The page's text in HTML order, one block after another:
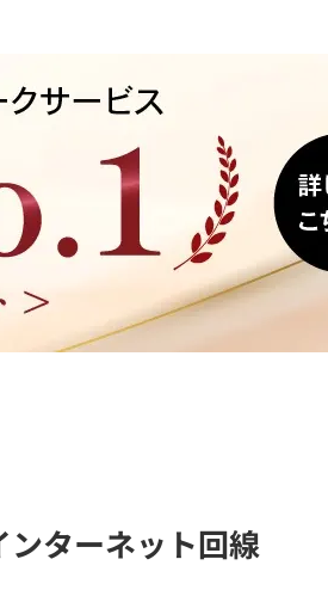
ンターネット回線